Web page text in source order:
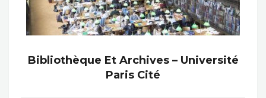
Bibliothèque Et Archives – Université
Paris Cité